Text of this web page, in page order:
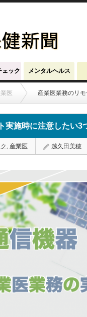
ェック メンタルヘルス
医 産業医業務のリ
実施時に注意したい3
, 産業医 越久田美穂